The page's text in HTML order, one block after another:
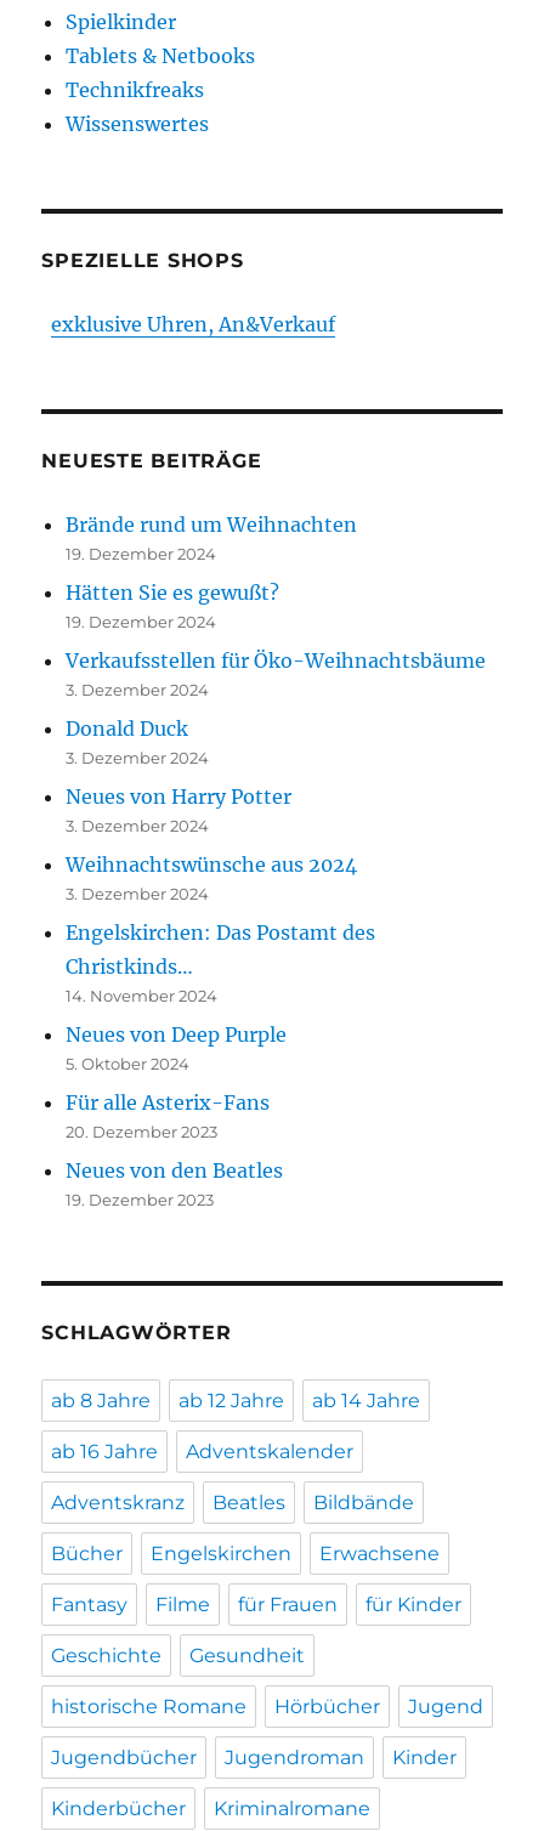
Spielkinder
Tablets & Netbooks
Technikfreaks
Wissenswertes
SPEZIELLE SHOPS
exklusive Uhren, An&Verkauf
NEUESTE BEITRÄGE
Brände rund um Weihnachten
19. Dezember 2024
Hätten Sie es gewußt?
19. Dezember 2024
Verkaufsstellen für Öko-Weihnachtsbäume
3. Dezember 2024
Donald Duck
3. Dezember 2024
Neues von Harry Potter
3. Dezember 2024
Weihnachtswünsche aus 2024
3. Dezember 2024
Engelskirchen: Das Postamt des
Christkinds…
14. November 2024
Neues von Deep Purple
5. Oktober 2024
Für alle Asterix-Fans
20. Dezember 2023
Neues von den Beatles
19. Dezember 2023
SCHLAGWÖRTER
ab 8 Jahre ab 12 Jahre ab 14 Jahre
ab 16 Jahre Adventskalender
Adventskranz Beatles Bildbände
Bücher Engelskirchen Erwachsene
Fantasy Filme für Frauen für Kinder
Geschichte Gesundheit
historische Romane Hörbücher Jugend
Jugendbücher Jugendroman Kinder
Kinderbücher Kriminalromane